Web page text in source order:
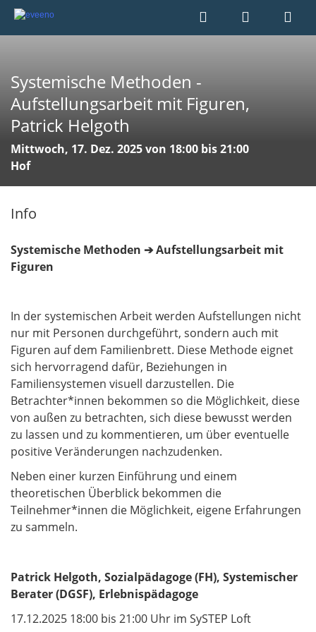
Systemische Methoden -
Aufstellungsarbeit mit Figuren,
Patrick Helgoth
Mittwoch, 17. Dez. 2025 von 18:00 bis 21:00
Hof
Info
Systemische Methoden ➔ Aufstellungsarbeit mit
Figuren
In der systemischen Arbeit werden Aufstellungen nicht
nur mit Personen durchgeführt, sondern auch mit
Figuren auf dem Familienbrett. Diese Methode eignet
sich hervorragend dafür, Beziehungen in
Familiensystemen visuell darzustellen. Die
Betrachter*innen bekommen so die Möglichkeit, diese
von außen zu betrachten, sich diese bewusst werden
zu lassen und zu kommentieren, um über eventuelle
positive Veränderungen nachzudenken.
Neben einer kurzen Einführung und einem
theoretischen Überblick bekommen die
Teilnehmer*innen die Möglichkeit, eigene Erfahrungen
zu sammeln.
Patrick Helgoth, Sozialpädagoge (FH), Systemischer
Berater (DGSF), Erlebnispädagoge
17.12.2025 18:00 bis 21:00 Uhr im SySTEP Loft